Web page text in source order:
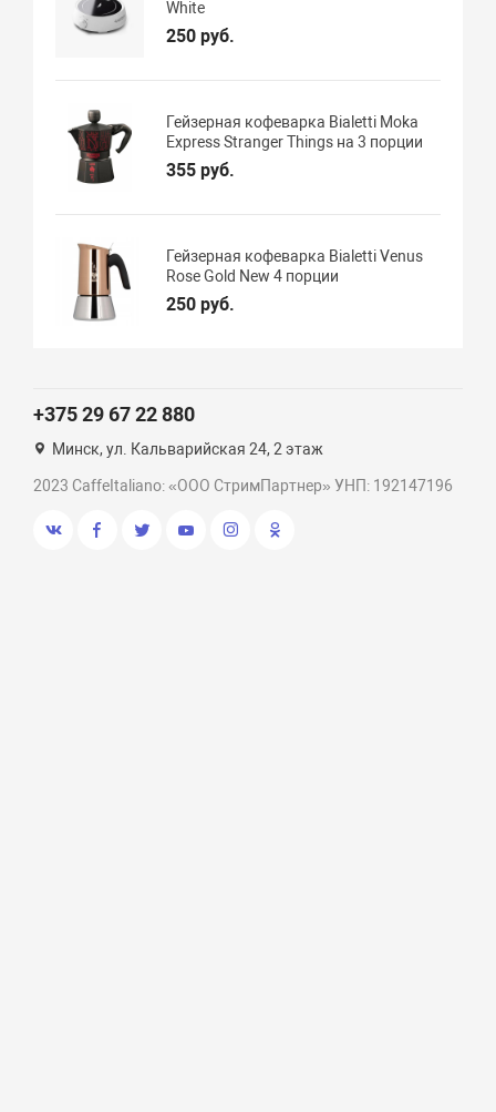
White
250 руб.
Гейзерная кофеварка Bialetti Moka
Express Stranger Things на 3 порции
355 руб.
Гейзерная кофеварка Bialetti Venus
Rose Gold New 4 порции
250 руб.
+375 29 67 22 880
Минск, ул. Кальварийская 24, 2 этаж
2023 CaffeItaliano: «ООО СтримПартнер» УНП: 192147196